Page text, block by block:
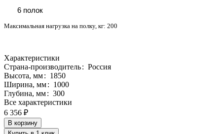
6 полок
Максимальная нагрузка на полку, кг: 200
Характеристики
Страна-производитель: Россия
Высота, мм: 1850
Ширина, мм: 1000
Глубина, мм: 300
Все характеристики
6 356 ₽
В корзину